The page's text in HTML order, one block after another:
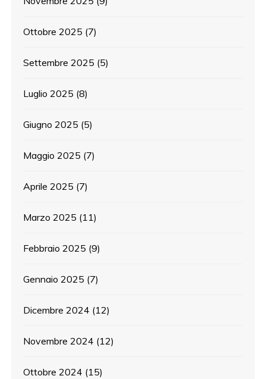
Ottobre 2025 (7)
Settembre 2025 (5)
Luglio 2025 (8)
Giugno 2025 (5)
Maggio 2025 (7)
Aprile 2025 (7)
Marzo 2025 (11)
Febbraio 2025 (9)
Gennaio 2025 (7)
Dicembre 2024 (12)
Novembre 2024 (12)
Ottobre 2024 (15)